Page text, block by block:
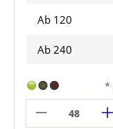
Ab 120
Ab 240
*